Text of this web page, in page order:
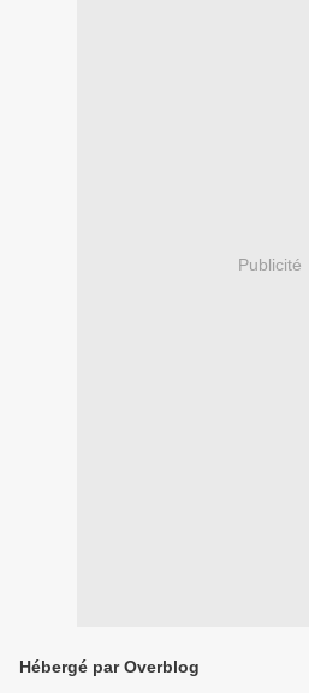
Publicité
Hébergé par Overblog